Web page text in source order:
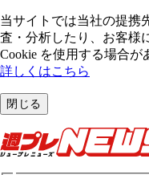
当サイトでは当社の提携
査・分析したり、お客様
Cookie を使⽤する場合が
詳しくはこちら
閉じる